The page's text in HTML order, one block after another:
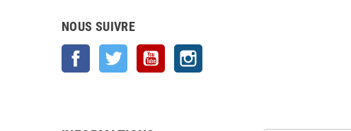
NOUS SUIVRE
Facebook Twitter YouTube